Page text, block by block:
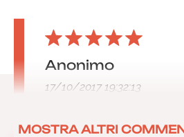
Anonimo
17/10/2017 19:32:13
MOSTRA ALTRI